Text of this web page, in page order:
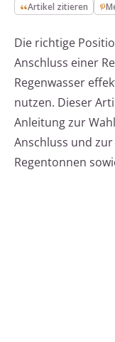
Artikel zitieren
Die richtige
Anschluss einer
Regenwasser
nutzen. Dieser
Anleitung zur
Anschluss und
Regentonnen